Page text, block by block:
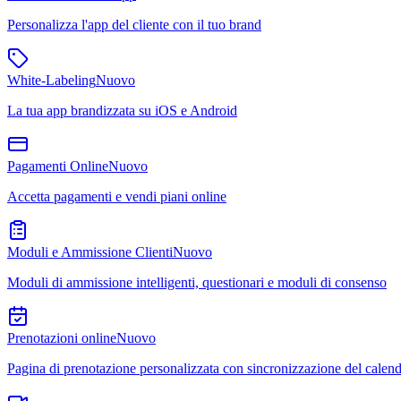
Personalizza l'app del cliente con il tuo brand
White-LabelingNuovo
La tua app brandizzata su iOS e Android
Pagamenti OnlineNuovo
Accetta pagamenti e vendi piani online
Moduli e Ammissione ClientiNuovo
Moduli di ammissione intelligenti, questionari e moduli di consenso
Prenotazioni onlineNuovo
Pagina di prenotazione personalizzata con sincronizzazione del